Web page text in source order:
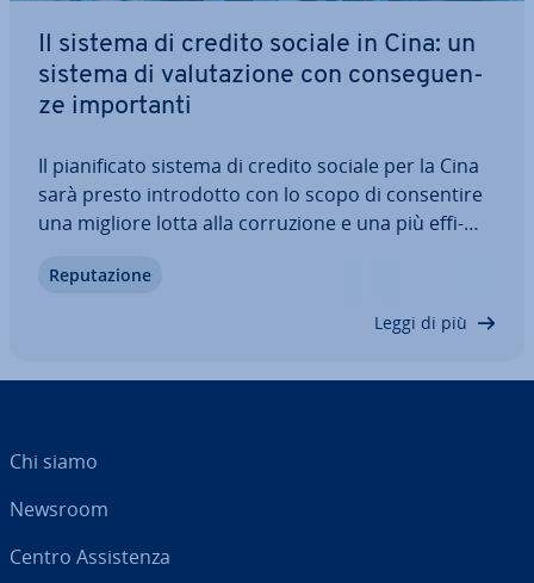
Il sistema di credito sociale in Cina: un
sistema di va­lu­ta­zio­ne con con­se­guen­
ze im­por­tan­ti
Il pia­ni­fi­ca­to sistema di credito sociale per la Cina
sarà presto in­tro­dot­to con lo scopo di con­sen­ti­re
una migliore lotta alla cor­ru­zio­ne e una più ef­fi­
più critiche, invece, temono il mo­ni­to­rag­gio e il
Re­pu­ta­zio­ne
Leggi di più
Chi siamo
Newsroom
Centro As­si­sten­za